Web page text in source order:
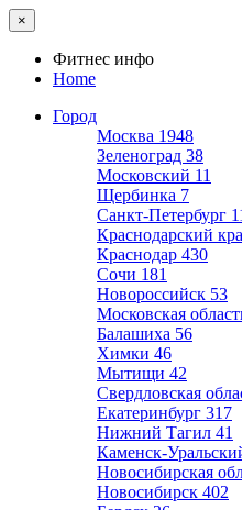
×
Фитнес инфо
Home
Город
Москва 1948
Зеленоград 38
Московский 11
Щербинка 7
Санкт-Петербург
Краснодарский
Краснодар 430
Сочи 181
Новороссийск 53
Московская
Балашиха 56
Химки 46
Мытищи 42
Свердловская
Екатеринбург 317
Нижний Тагил 41
Каменск-
Новосибирская
Новосибирск 402